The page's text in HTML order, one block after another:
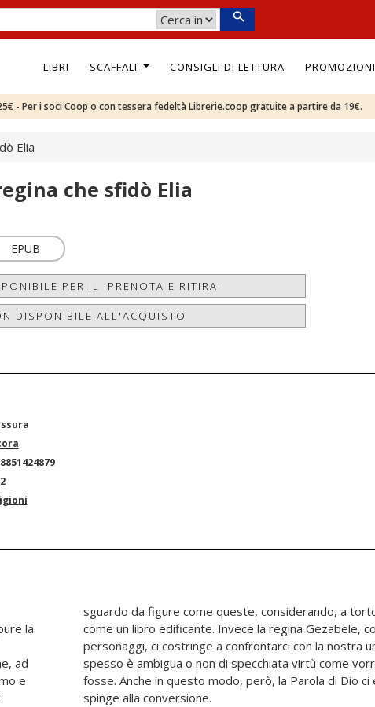
LIBRI SCAFFALI CONSIGLI DI LETTURA PROMOZIONI
- Per i soci Coop o con tessera fedeltà Librerie.coop gratuite a partire da 19€.
Elia
che sfidò Elia
EPUB
PER IL 'PRENOTA E RITIRA'
DISPONIBILE ALL'ACQUISTO
la
ad
e
altri
che
e ci
spinge alla conversione.